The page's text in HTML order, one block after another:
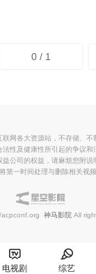
0 / 1
网各大资源站，不存储、不
性及健康性所引起的争议和
公司的权益，请麻烦您附
第一时间处理与删除相关视频
神马影院 All
电视剧 综艺